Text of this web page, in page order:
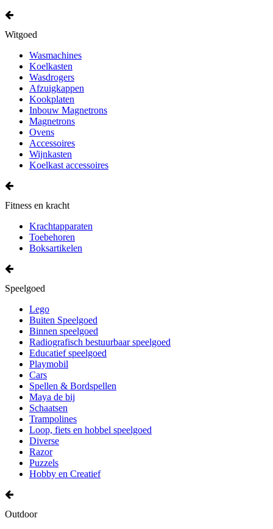
Witgoed
Wasmachines
Koelkasten
Wasdrogers
Afzuigkappen
Kookplaten
Inbouw Magnetrons
Magnetrons
Ovens
Accessoires
Wijnkasten
Koelkast accessoires
Fitness en kracht
Krachtapparaten
Toebehoren
Boksartikelen
Speelgoed
Lego
Buiten Speelgoed
Binnen speelgoed
Radiografisch bestuurbaar speelgoed
Educatief speelgoed
Playmobil
Cars
Spellen & Bordspellen
Maya de bij
Schaatsen
Trampolines
Loop, fiets en hobbel speelgoed
Diverse
Razor
Puzzels
Hobby en Creatief
Outdoor